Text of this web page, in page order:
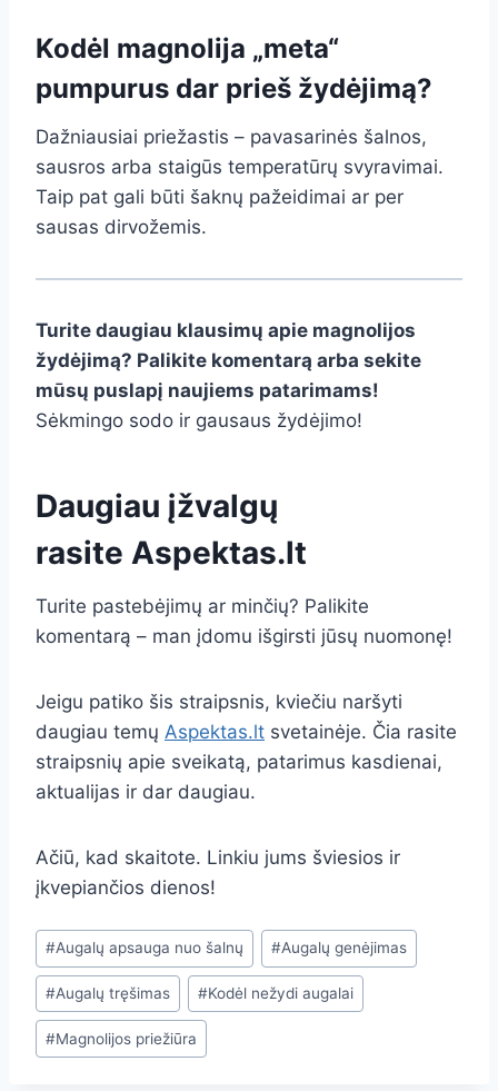
Kodėl magnolija „meta“
pumpurus dar prieš žydėjimą?
Dažniausiai priežastis – pavasarinės šalnos,
sausros arba staigūs temperatūrų svyravimai.
Taip pat gali būti šaknų pažeidimai ar per
sausas dirvožemis.
Turite daugiau klausimų apie magnolijos
žydėjimą? Palikite komentarą arba sekite
mūsų puslapį naujiems patarimams!
Sėkmingo sodo ir gausaus žydėjimo!
Daugiau įžvalgų
rasite Aspektas.lt
Turite pastebėjimų ar minčių? Palikite
komentarą – man įdomu išgirsti jūsų nuomonę!
Jeigu patiko šis straipsnis, kviečiu naršyti
daugiau temų Aspektas.lt svetainėje. Čia rasite
straipsnių apie sveikatą, patarimus kasdienai,
aktualijas ir dar daugiau.
Ačiū, kad skaitote. Linkiu jums šviesios ir
įkvepiančios dienos!
Post
Tags:
#Augalų apsauga nuo šalnų #Augalų genėjimas
#Augalų tręšimas #Kodėl nežydi augalai
#Magnolijos priežiūra